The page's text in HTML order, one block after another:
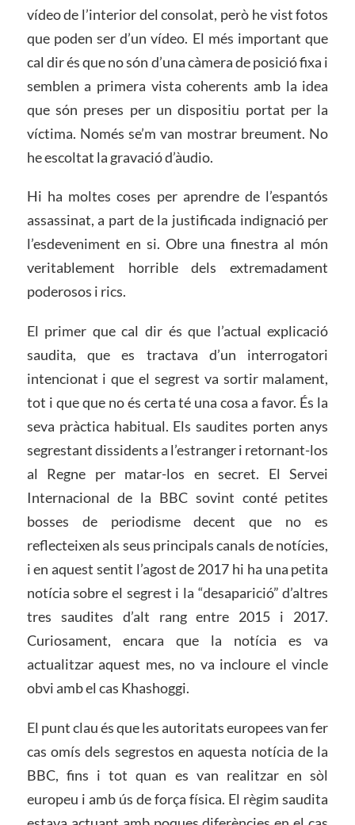
vídeo de l’interior del consolat, però he vist fotos
que poden ser d’un vídeo. El més important que
cal dir és que no són d’una càmera de posició fixa i
semblen a primera vista coherents amb la idea
que són preses per un dispositiu portat per la
víctima. Només se’m van mostrar breument. No
he escoltat la gravació d’àudio.
Hi ha moltes coses per aprendre de l’espantós
assassinat, a part de la justificada indignació per
l’esdeveniment en si. Obre una finestra al món
veritablement horrible dels extremadament
poderosos i rics.
El primer que cal dir és que l’actual explicació
saudita, que es tractava d’un interrogatori
intencionat i que el segrest va sortir malament,
tot i que que no és certa té una cosa a favor. És la
seva pràctica habitual. Els saudites porten anys
segrestant dissidents a l’estranger i retornant-los
al Regne per matar-los en secret. El Servei
Internacional de la BBC sovint conté petites
bosses de periodisme decent que no es
reflecteixen als seus principals canals de notícies,
i en aquest sentit l’agost de 2017 hi ha una petita
notícia sobre el segrest i la “desaparició” d’altres
tres saudites d’alt rang entre 2015 i 2017.
Curiosament, encara que la notícia es va
actualitzar aquest mes, no va incloure el vincle
obvi amb el cas Khashoggi.
El punt clau és que les autoritats europees van fer
cas omís dels segrestos en aquesta notícia de la
BBC, fins i tot quan es van realitzar en sòl
europeu i amb ús de força física. El règim saudita